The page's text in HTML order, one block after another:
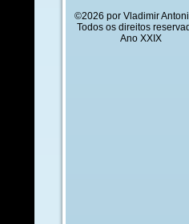
©2026 por Vladimir
Todos os direitos
Ano XXIX